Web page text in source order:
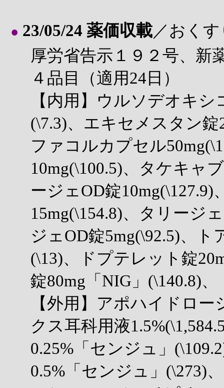
● 23/05/24 薬価収載／おく
厚労省告示１９２号、新
４品目（適用24日）
【内用】ウルソデオキ
(\7.3)、エキセメスタン錠
ファコルカプセル
10mg(\100.5)、タケキャ
ージェOD錠10mg(\127.9)
15mg(\154.8)、タリージ
ジェOD錠5mg(\92.5)、
(\13)、ドプテレット錠
錠80mg「NIG」(\140.8)、
【外用】アポハイドロ
クス耳科用液
0.25%「センジュ」
0.5%「センジュ」(\273)